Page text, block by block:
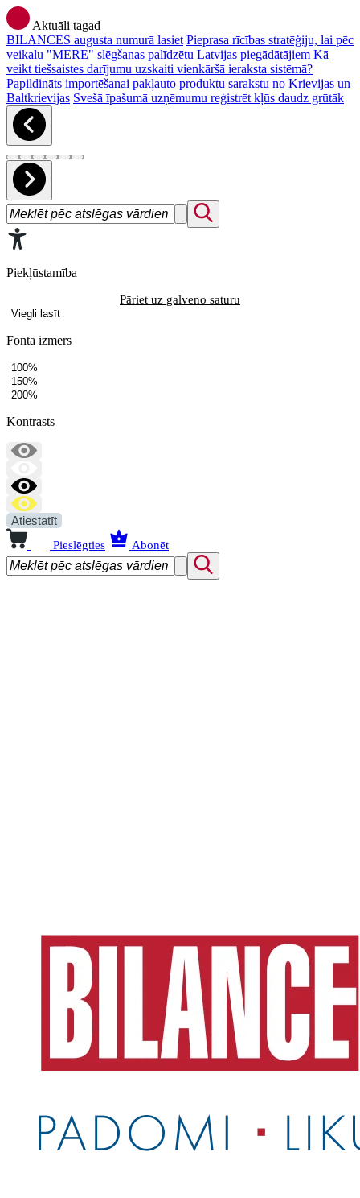
Aktuāli tagad
BILANCES augusta numurā lasiet Pieprasa rīcības stratēģiju, lai pēc
veikalu "MERE" slēgšanas palīdzētu Latvijas piegādātājiem Kā
veikt tiešsaistes darījumu uzskaiti vienkāršā ieraksta sistēmā?
Papildināts importēšanai pakļauto produktu sarakstu no Krievijas un
Baltkrievijas Svešā īpašumā uzņēmumu reģistrēt kļūs daudz grūtāk
Piekļūstamība
Pāriet uz galveno saturu
Viegli lasīt
Fonta izmērs
100%
150%
200%
Kontrasts
Atiestatīt
Pieslēgties Abonēt